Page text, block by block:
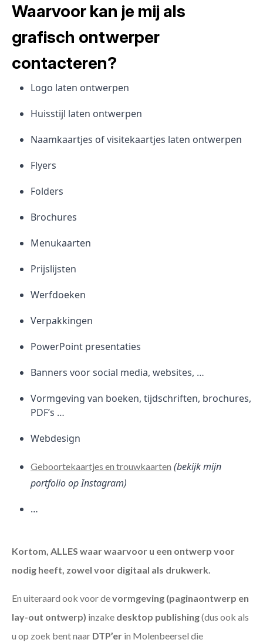
Waarvoor kan je mij als
grafisch ontwerper
contacteren?
Logo laten ontwerpen
Huisstijl laten ontwerpen
Naamkaartjes of visitekaartjes laten ontwerpen
Flyers
Folders
Brochures
Menukaarten
Prijslijsten
Werfdoeken
Verpakkingen
PowerPoint presentaties
Banners voor social media, websites, …
Vormgeving van boeken, tijdschriften, brochures,
PDF’s …
Webdesign
Geboortekaartjes en trouwkaarten (bekijk mijn
portfolio op Instagram)
…
Kortom, ALLES waar waarvoor u een ontwerp voor
nodig heeft, zowel voor digitaal als drukwerk.
En uiteraard ook voor devormgeving (paginaontwerp en
lay-out ontwerp) inzake desktop publishing(dus ook als
u op zoek bent naar DTP’er in Molenbeersel die